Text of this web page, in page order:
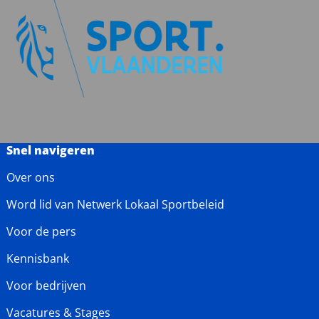
Snel navigeren
Over ons
Word lid van Netwerk Lokaal Sportbeleid
Voor de pers
Kennisbank
Voor bedrijven
Vacatures & Stages